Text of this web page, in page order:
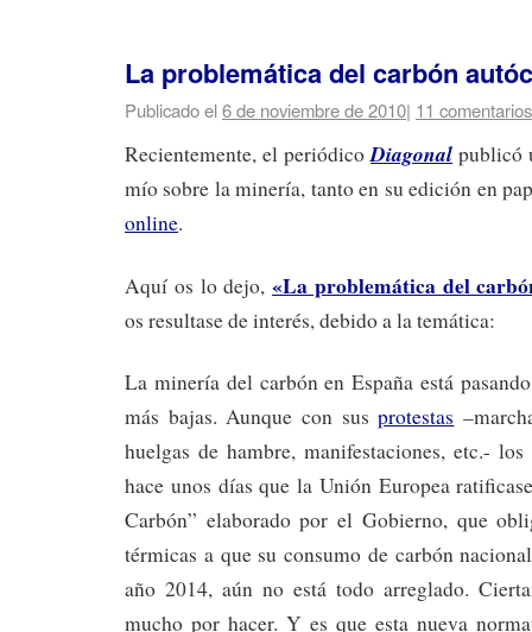
La problemática del carbón
Publicado el6 de noviembre de 2010| 11 comentarios
Recientemente, el periódicoDiagonal publicó
mío sobre la minería, tanto en su edición en
online.
Aquí os lo dejo,«La problemática del
os resultase de interés, debido a la temática:
La minería del carbón en España está
más bajas. Aunque con susprotestas
huelgas de hambre, manifestaciones, etc.-
hace unos días que la Unión Europea
Carbón” elaborado por el Gobierno, que
térmicas a que su consumo de carbón
año 2014, aún no está todo arreglado.
mucho por hacer. Y es que esta nueva